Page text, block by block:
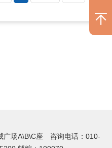
广场A\B\C座 咨询电话：010-